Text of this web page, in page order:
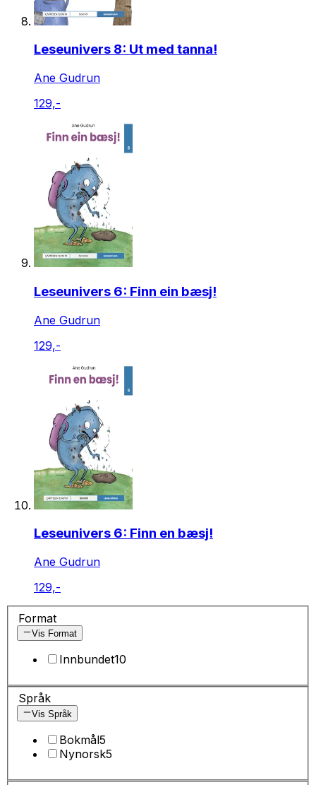
Leseunivers 8: Ut med tanna!
Ane Gudrun
129,-
Leseunivers 6: Finn ein bæsj!
Ane Gudrun
129,-
Leseunivers 6: Finn en bæsj!
Ane Gudrun
129,-
Format
Vis Format
Innbundet10
Språk
Vis Språk
Bokmål5
Nynorsk5